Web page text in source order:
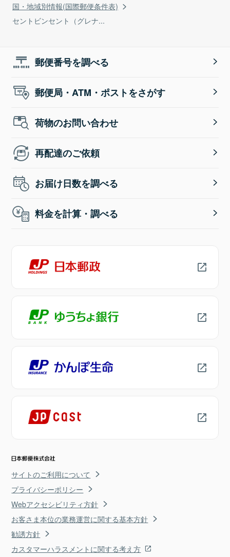
国・地域別情報(国際郵便条件表)
セントビンセント（グレナ...
郵便番号を調べる
郵便局・ATM・ポストをさがす
荷物のお問い合わせ
再配達のご依頼
お届け日数を調べる
料金を計算・調べる
サイトのご利用について
プライバシーポリシー
Webアクセシビリティ方針
お客さま本位の業務運営に関する基本方針
勧誘方針
カスタマーハラスメントに関する考え方